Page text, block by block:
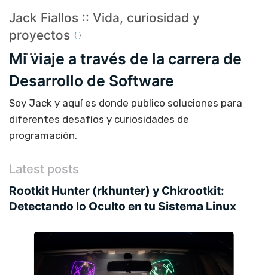
Jack Fiallos :: Vida, curiosidad y
proyectos
Mi viaje a través de la carrera de
Desarrollo de Software
Soy Jack y aquí es donde publico soluciones para
diferentes desafíos y curiosidades de
programación.
Latest posts
Rootkit Hunter (rkhunter) y Chkrootkit:
Detectando lo Oculto en tu Sistema Linux